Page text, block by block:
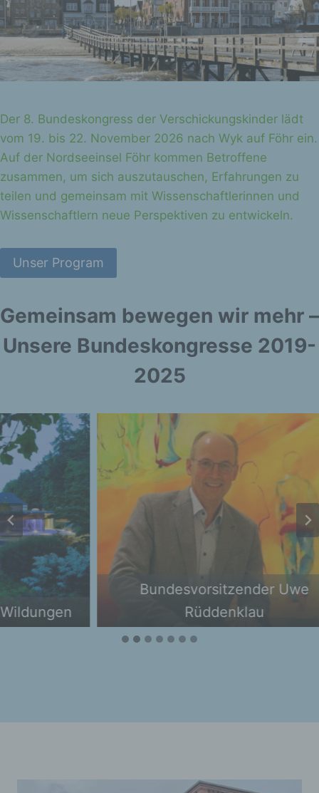
Der 8. Bundeskongress der Verschickungskinder lädt
vom 19. bis 22. November 2026 nach Wyk auf Föhr ein.
Auf der Nordseeinsel Föhr kommen Betroffene
zusammen, um sich auszutauschen, Erfahrungen zu
teilen und gemeinsam mit Wissenschaftlerinnen und
Wissenschaftlern neue Perspektiven zu entwickeln.
Unser Program
Gemeinsam bewegen wir mehr –
Unsere Bundeskongresse 2019-
2025
Bundesvorsitzender Uwe
Rüddenklau